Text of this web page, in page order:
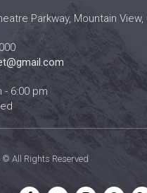
Parkway, Mountain View,
- 6:00 pm
All Rights Reserved